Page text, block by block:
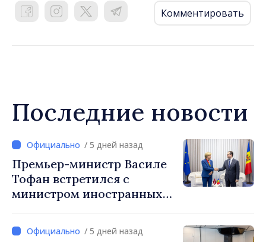
Комментировать
Последние новости
/ 5 дней назад
Премьер-министр Василе
Тофан встретился с
министром иностранных
/ 5 дней назад